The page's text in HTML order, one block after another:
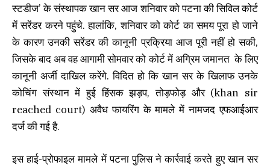
स्टडीज’ के संस्थापक खान सर आज शनिवार को पटना की सिविल कोर्ट
में सरेंडर करने पहुंचे. हालांकि, शनिवार को कोर्ट का समय पूरा हो जाने
के कारण उनकी सरेंडर की कानूनी प्रक्रिया आज पूरी नहीं हो सकी,
जिसके बाद अब वह आगामी सोमवार को कोर्ट में अग्रिम जमानत के लिए
कानूनी अर्जी दाखिल करेंगे. विदित हो कि खान सर के खिलाफ उनके
कोचिंग संस्थान में हुई हिंसक झड़प, तोड़फोड़ और (khan sir
reached court) अवैध फायरिंग के मामले में नामजद एफआईआर
दर्ज की गई है.
इस हाई-प्रोफाइल मामले में पटना पुलिस ने कार्रवाई करते हुए खान सर